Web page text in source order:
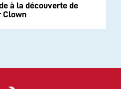
à la découverte de
Clown